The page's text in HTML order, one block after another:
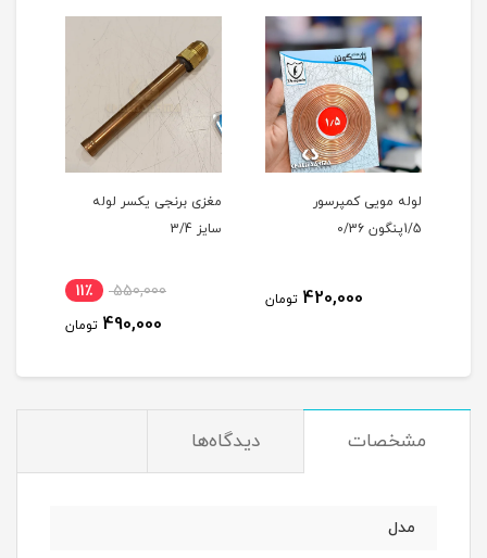
لوله مویی کمپرسور
1/5پنگون 0/36
420,000 تومان
مغزی برنجی یکسر لوله
سایز 3/4
550,000 11٪
490,000 تومان
مشخصات دیدگاه‌ها
مدل